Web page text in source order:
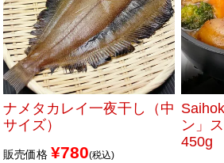
ナメタカレイ一夜干し（中
サイズ）
販売価格 ¥780 税込
ン」
450g